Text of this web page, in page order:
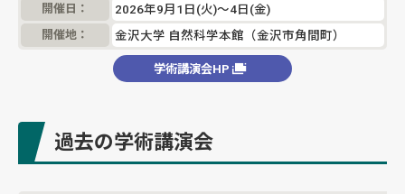
開催日： 2026年9月1日(火)〜4日(金)
開催地： 金沢大学 自然科学本館（金沢市角間町）
学術講演会HP
過去の学術講演会